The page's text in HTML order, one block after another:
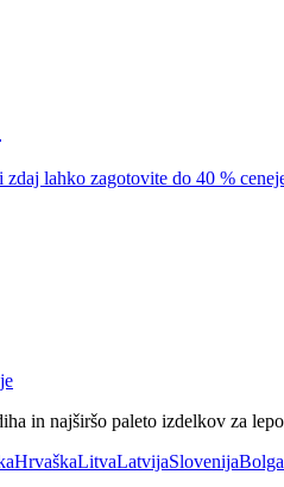
lahko zagotovite do 40 %
in najširšo paleto izdelkov za
HrvaškaLitvaLatvijaSlovenija